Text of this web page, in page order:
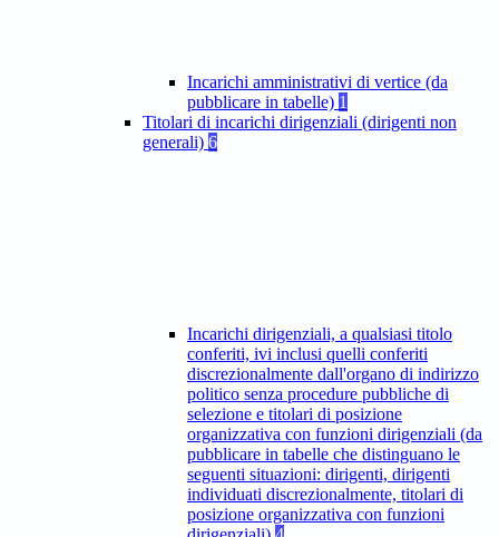
Incarichi amministrativi di vertice (da
pubblicare in tabelle) 1
Titolari di incarichi dirigenziali (dirigenti non
generali) 6
Incarichi dirigenziali, a qualsiasi titolo
conferiti, ivi inclusi quelli conferiti
discrezionalmente dall'organo di indirizzo
politico senza procedure pubbliche di
selezione e titolari di posizione
organizzativa con funzioni dirigenziali (da
pubblicare in tabelle che distinguano le
seguenti situazioni: dirigenti, dirigenti
individuati discrezionalmente, titolari di
posizione organizzativa con funzioni